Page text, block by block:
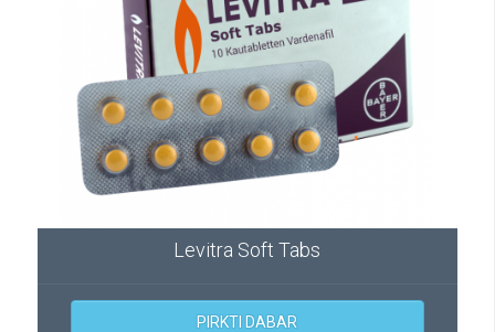
Levitra Soft Tabs
PIRKTI DABAR